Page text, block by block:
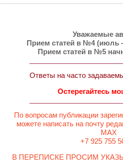
Уважаемые
Прием статей в №4 (июль
Прием статей в №5
Ответы на часто
Остерегайтесь
По вопросам публикации
можете написать на почту
MAX
+7 925 755
В ПЕРЕПИСКЕ ПРОСИМ